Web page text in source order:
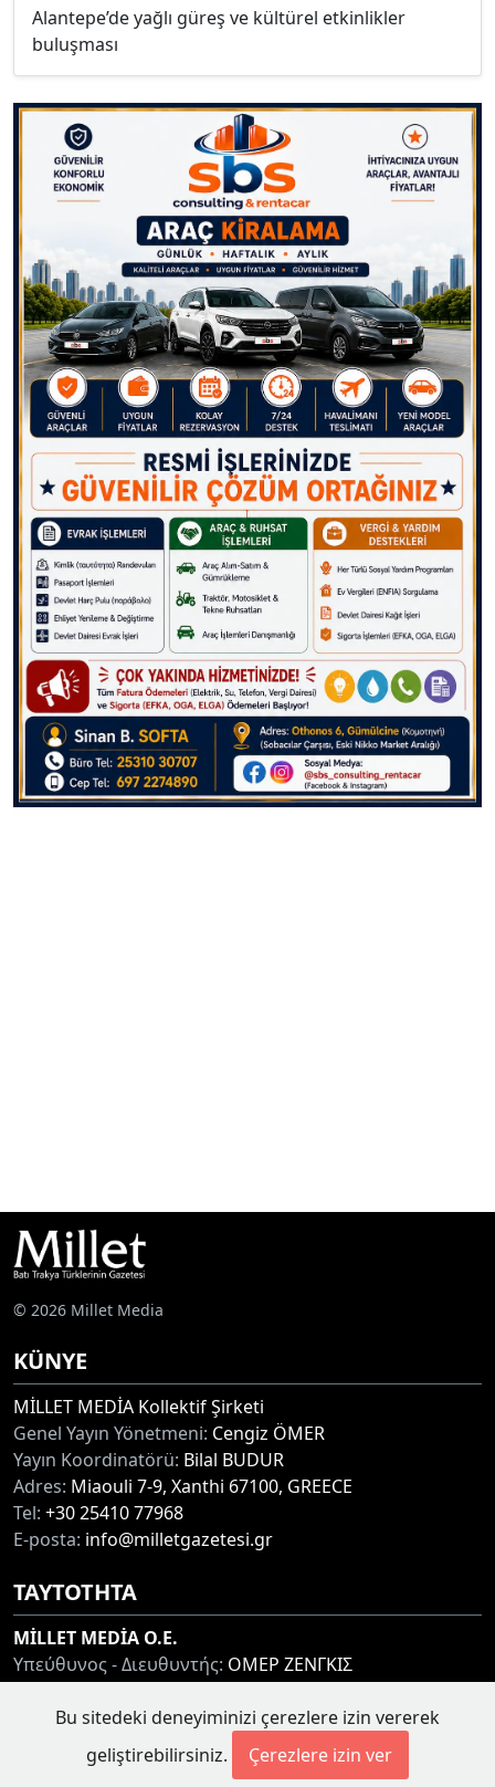
Alantepe’de yağlı güreş ve kültürel etkinlikler
buluşması
© 2026 Millet Media
KÜNYE
MİLLET MEDİA Kollektif Şirketi
Genel Yayın Yönetmeni: Cengiz ÖMER
Yayın Koordinatörü: Bilal BUDUR
Adres: Miaouli 7-9, Xanthi 67100, GREECE
Tel: +30 25410 77968
E-posta: info@milletgazetesi.gr
ΤΑΥΤΟΤΗΤΑ
MİLLET MEDİA O.E.
Υπεύθυνος - Διευθυντής: ΟΜΕΡ ΖΕΝΓΚΙΣ
Διεύθυνση:ΜΙΑΟΥΛΗ 7-9, ΞΑΝΘΗ 67100
+30 25410 77968
Ηλ. Διεύθυνση:
info@milletgazetesi.gr
Bu sitedeki deneyiminizi çerezlere izin vererek
geliştirebilirsiniz.
Çerezlere izin ver